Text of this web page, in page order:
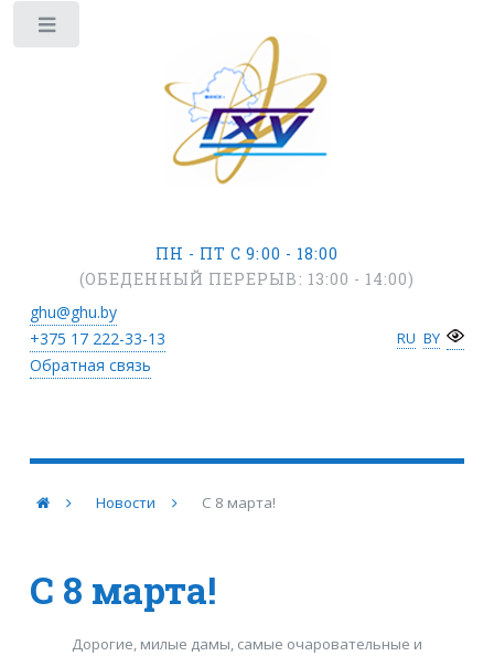
ПН - ПТ С 9:00 - 18:00
(ОБЕДЕННЫЙ ПЕРЕРЫВ: 13:00 - 14:00)
ghu@ghu.by
+375 17222-33-13
Обратная связь
RU BY
Новости C 8 марта!
C 8 марта!
Дорогие, милые дамы, самые очаровательные и